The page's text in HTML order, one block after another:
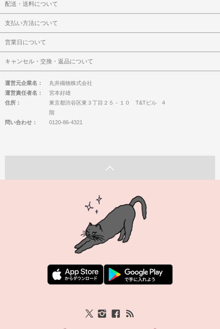
配送・送料について
支払い方法について
営業日について
キャンセル・交換・返品について
運営元企業名：
丸井織物株式会社
運営責任者名：
宮本好雄
住所：
東京都渋谷区東３丁目２５－１０ T&Tビル 4
階
問い合わせ：
0120-86-4321